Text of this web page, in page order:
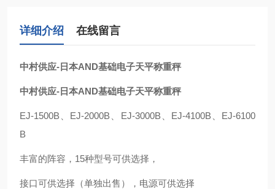
详细介绍 在线留言
中村供应-日本AND基础电子天平称重秤
中村供应-日本AND基础电子天平称重秤
EJ-1500B、EJ-2000B、EJ-3000B、EJ-4100B、EJ-6100
B
丰富的阵容，15种型号可供选择，
接口可供选择（单独出售），电源可供选择